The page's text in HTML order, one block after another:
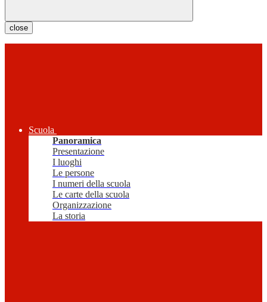
close
Scuola
Panoramica
Presentazione
I luoghi
Le persone
I numeri della scuola
Le carte della scuola
Organizzazione
La storia